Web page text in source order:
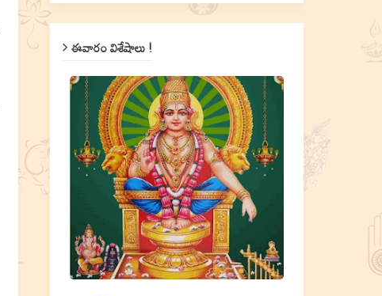
ఈవారం విశేషాలు !